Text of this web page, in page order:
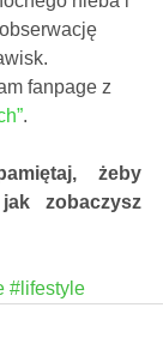
fanpage z
.
żeby
zobaczysz
#lifestyle